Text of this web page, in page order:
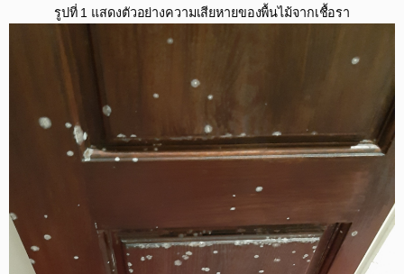
รูปที่ 1 แสดงตัวอย่างความเสียหายของพื้นไม้จากเชื้อรา​